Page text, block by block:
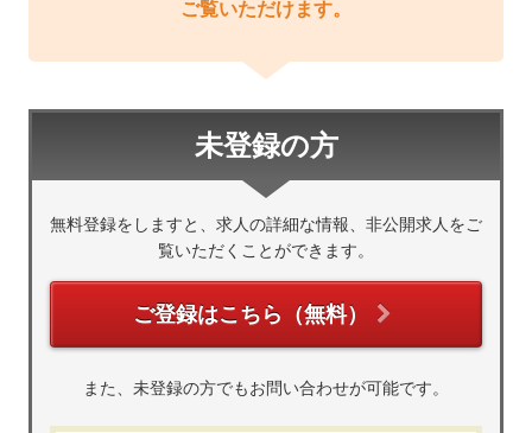
ご覧いただけます。
未登録の方
無料登録をしますと、求人の詳細な情報、非公開求人をご
覧いただくことができます。
ご登録はこちら（無料）
また、未登録の方でもお問い合わせが可能です。